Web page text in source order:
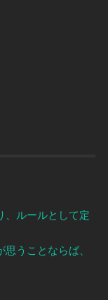
、ルールとして定
うことならば、